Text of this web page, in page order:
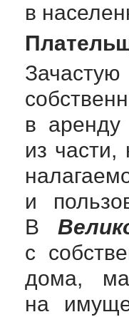
в
в
из части,
и
В
с
дома,
на